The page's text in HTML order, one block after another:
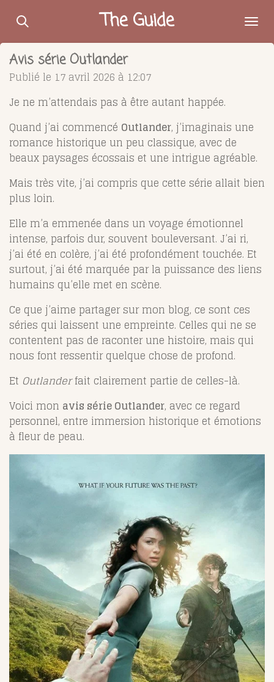
Passer
contenu
principal
The Guide
Avis série Outlander
Publié le 17 avril 2026 à 12:07
Je ne m’attendais pas à être autant happée.
Quand j’ai commencé Outlander, j’imaginais une
romance historique un peu classique, avec de
beaux paysages écossais et une intrigue agréable.
Mais très vite, j’ai compris que cette série allait bien
plus loin.
Elle m’a emmenée dans un voyage émotionnel
intense, parfois dur, souvent bouleversant. J’ai ri,
j’ai été en colère, j’ai été profondément touchée. Et
surtout, j’ai été marquée par la puissance des liens
humains qu’elle met en scène.
Ce que j’aime partager sur mon blog, ce sont ces
séries qui laissent une empreinte. Celles qui ne se
contentent pas de raconter une histoire, mais qui
nous font ressentir quelque chose de profond.
Et Outlanderfait clairement partie de celles-là.
Voici mon avis série Outlander, avec ce regard
personnel, entre immersion historique et émotions
à fleur de peau.